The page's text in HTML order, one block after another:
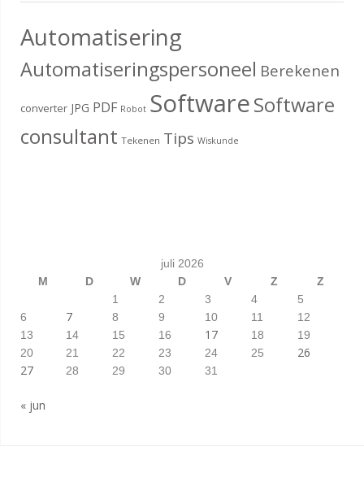
Automatisering
Automatiseringspersoneel Berekenen
converter JPG PDF Robot SoftwareSoftware
consultant Tekenen Tips Wiskunde
juli 2026
M
D W D V Z
Z
1
2 3 4
5
6
7 8 9 10 11
12
13
14 15 16 17 18
19
20
21 22 23 24 25
26
27
28 29 30 31
« jun